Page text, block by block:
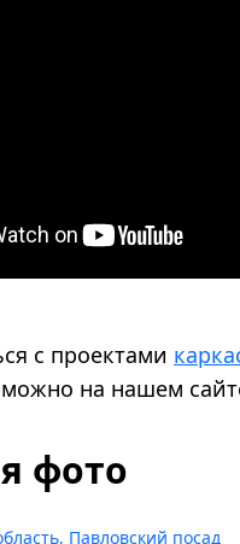
с проектами
можно на нашем
фото